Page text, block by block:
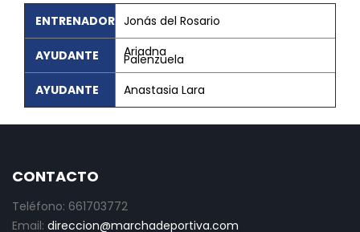
ENTRENADOR Jonás del Rosario
AYUDANTE Ariadna
Palenzuela
AYUDANTE
Anastasia Lara
CONTACTO
Teléfono: 661703772
Email: direccion@marchadeportiva.com